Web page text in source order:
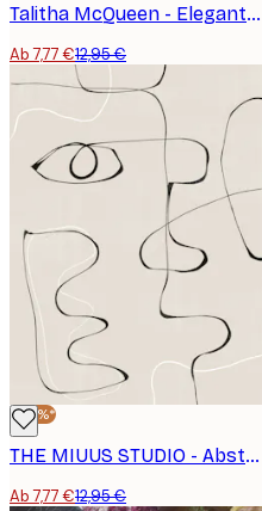
Talitha McQueen - Eleganter Reicher Mann Porträt Poster
Ab 7,77 €12,95 €
-40%*
THE MIUUS STUDIO - Abstrakte Gesichtslandschaft Poster
Ab 7,77 €12,95 €